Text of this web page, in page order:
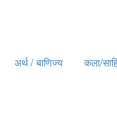
अर्थ / बाणिज्य कला/